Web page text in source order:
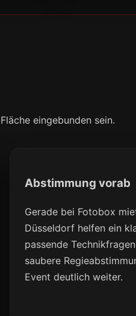
eingebunden sein.
Abstimmung vorab
Gerade bei Fotobox
Düsseldorf helfen ein
passende
saubere
Event deutlich weiter.